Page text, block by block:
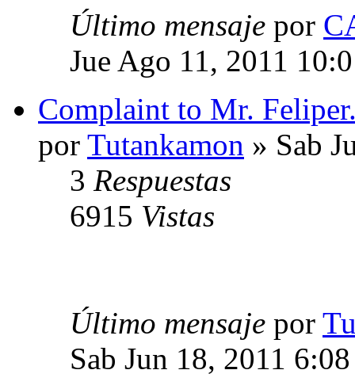
Último mensaje por
Jue Ago 11, 2011
Complaint to Mr.
por Tutankamon » Sab
3 Respuestas
6915 Vistas
Último mensaje por
Sab Jun 18, 2011